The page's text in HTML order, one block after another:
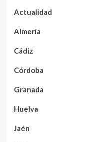
Actualidad
Almería
Cádiz
Córdoba
Granada
Huelva
Jaén